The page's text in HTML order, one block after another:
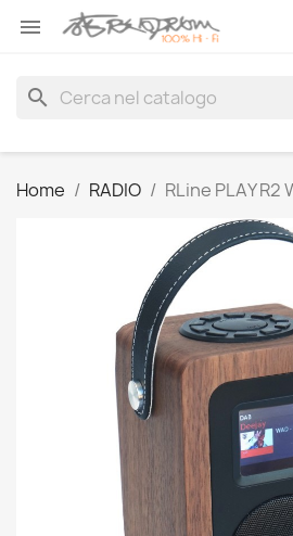

search
Home RADIO RLine PLAY R2